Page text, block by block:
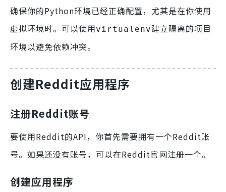
确保你的Python环境已经正确配置，尤其是在你使用
虚拟环境时。可以使用virtualenv建立隔离的项目
环境以避免依赖冲突。
创建Reddit应用程序
注册Reddit账号
要使用Reddit的API，你首先需要拥有一个Reddit账
号。如果还没有账号，可以在Reddit官网注册一个。
创建应用程序